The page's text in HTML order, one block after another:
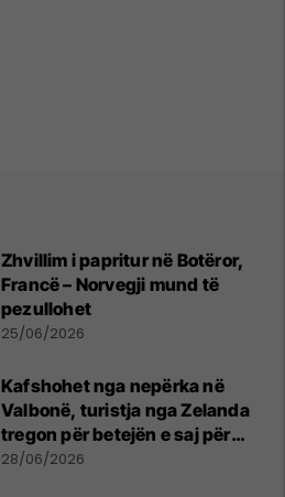
Zhvillim i papritur në Botëror,
Francë – Norvegji mund të
pezullohet
25/06/2026
Kafshohet nga nepërka në
Valbonë, turistja nga Zelanda
tregon për betejën e saj për
mbijetesë
28/06/2026